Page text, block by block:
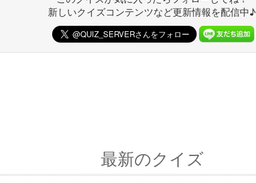
新しいクイズコンテンツなど更新情報を配信中♪
最新のクイズ